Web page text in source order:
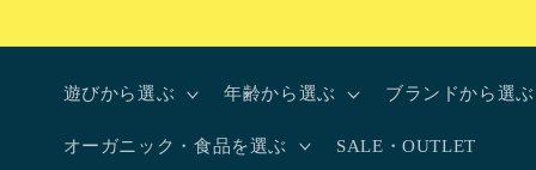
進む
遊びから選ぶ 年齢から選ぶ ブランドから選ぶ
オーガニック・食品を選ぶ SALE・OUTLET